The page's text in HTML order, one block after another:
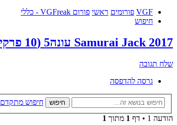
VGF פורומים ראשי פורום VGFreak - כללי
חיפוש
Samurai Jack 2017 עונה5 (10 פרקים)
שלח תגובה
גרסה להדפסה
חיפוש
חיפוש מתקדם
הודעה 1 • דף
1 מתוך 1